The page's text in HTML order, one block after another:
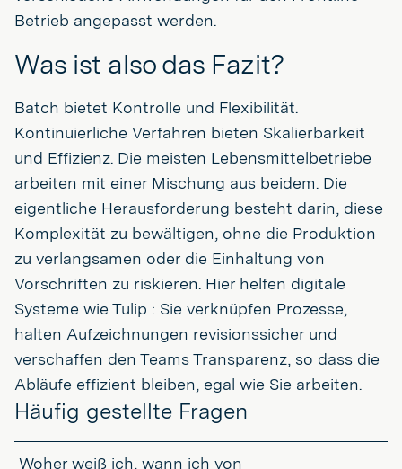
Betrieb angepasst werden.
Was ist also das Fazit?
Batch bietet Kontrolle und Flexibilität.
Kontinuierliche Verfahren bieten Skalierbarkeit
und Effizienz. Die meisten Lebensmittelbetriebe
arbeiten mit einer Mischung aus beidem. Die
eigentliche Herausforderung besteht darin, diese
Komplexität zu bewältigen, ohne die Produktion
zu verlangsamen oder die Einhaltung von
Vorschriften zu riskieren. Hier helfen digitale
Systeme wie Tulip : Sie verknüpfen Prozesse,
halten Aufzeichnungen revisionssicher und
verschaffen den Teams Transparenz, so dass die
Abläufe effizient bleiben, egal wie Sie arbeiten.
Häufig gestellte Fragen
Woher weiß ich, wann ich von